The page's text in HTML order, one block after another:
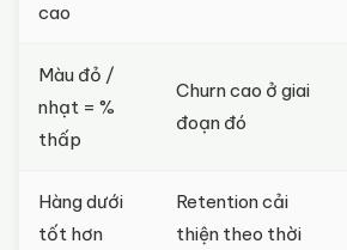
cao
Màu đỏ /
nhạt = %
thấp
Churn cao ở giai
đoạn đó
Hàng dưới
tốt hơn
Retention cải
thiện theo thời